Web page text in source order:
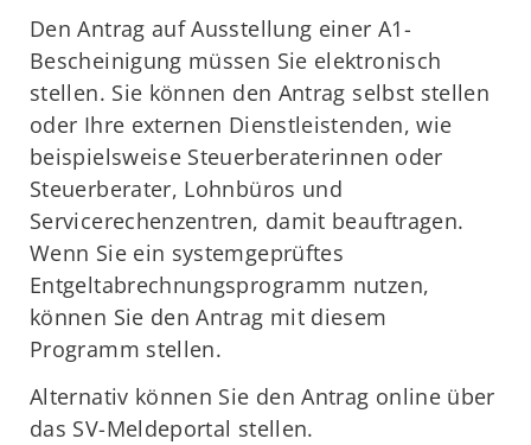
Den Antrag auf Ausstellung einer A1-
Bescheinigung müssen Sie elektronisch
stellen. Sie können den Antrag selbst stellen
oder Ihre externen Dienstleistenden, wie
beispielsweise Steuerberaterinnen oder
Steuerberater, Lohnbüros und
Servicerechenzentren, damit beauftragen.
Wenn Sie ein systemgeprüftes
Entgeltabrechnungsprogramm nutzen,
können Sie den Antrag mit diesem
Programm stellen.
Alternativ können Sie den Antrag online über
das SV-Meldeportal stellen.